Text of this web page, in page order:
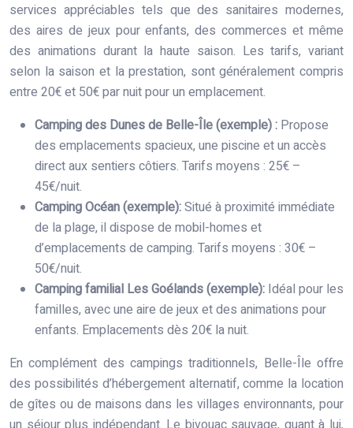
services appréciables tels que des sanitaires modernes,
des aires de jeux pour enfants, des commerces et même
des animations durant la haute saison. Les tarifs, variant
selon la saison et la prestation, sont généralement compris
entre 20€ et 50€ par nuit pour un emplacement.
Camping des Dunes de Belle-Île (exemple) : Propose
des emplacements spacieux, une piscine et un accès
direct aux sentiers côtiers. Tarifs moyens : 25€ –
45€/nuit.
Camping Océan (exemple):Situé à proximité immédiate
de la plage, il dispose de mobil-homes et
d’emplacements de camping. Tarifs moyens : 30€ –
50€/nuit.
Camping familial Les Goélands (exemple): Idéal pour les
familles, avec une aire de jeux et des animations pour
enfants. Emplacements dès 20€ la nuit.
En complément des campings traditionnels, Belle-Île offre
des possibilités d’hébergement alternatif, comme la location
de gîtes ou de maisons dans les villages environnants, pour